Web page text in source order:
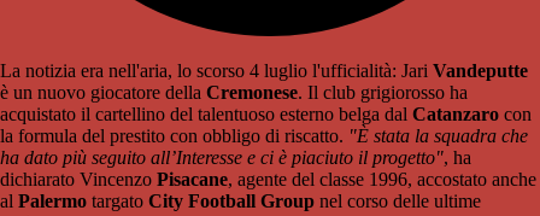
La notizia era nell'aria, lo scorso 4 luglio l'ufficialità: Jari Vandeputte
è un nuovo giocatore della Cremonese. Il club grigiorosso ha
acquistato il cartellino del talentuoso esterno belga dal Catanzaro con
la formula del prestito con obbligo di riscatto. "È stata la squadra che
ha dato più seguito all’Interesse e ci è piaciuto il progetto", ha
dichiarato Vincenzo Pisacane, agente del classe 1996, accostato anche
al Palermo targato City Football Group nel corso delle ultime